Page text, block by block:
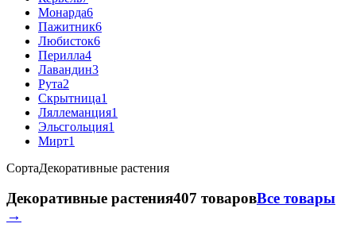
Монарда6
Пажитник6
Любисток6
Перилла4
Лавандин3
Рута2
Скрытница1
Ляллеманция1
Эльсгольция1
Мирт1
СортаДекоративные растения
Декоративные растения407 товаровВсе товары
→